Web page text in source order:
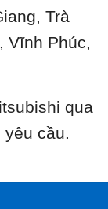
Trà
Vĩnh Phúc,
qua
yêu cầu.